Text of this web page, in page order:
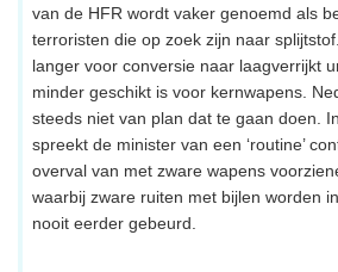
van de HFR wordt vaker genoemd als
terroristen die op zoek zijn naar
langer voor conversie naar laagverrijkt
minder geschikt is voor kernwapens.
steeds niet van plan dat te gaan doen.
spreekt de minister van een ‘routine’
overval van met zware wapens
waarbij zware ruiten met bijlen worden
nooit eerder gebeurd.